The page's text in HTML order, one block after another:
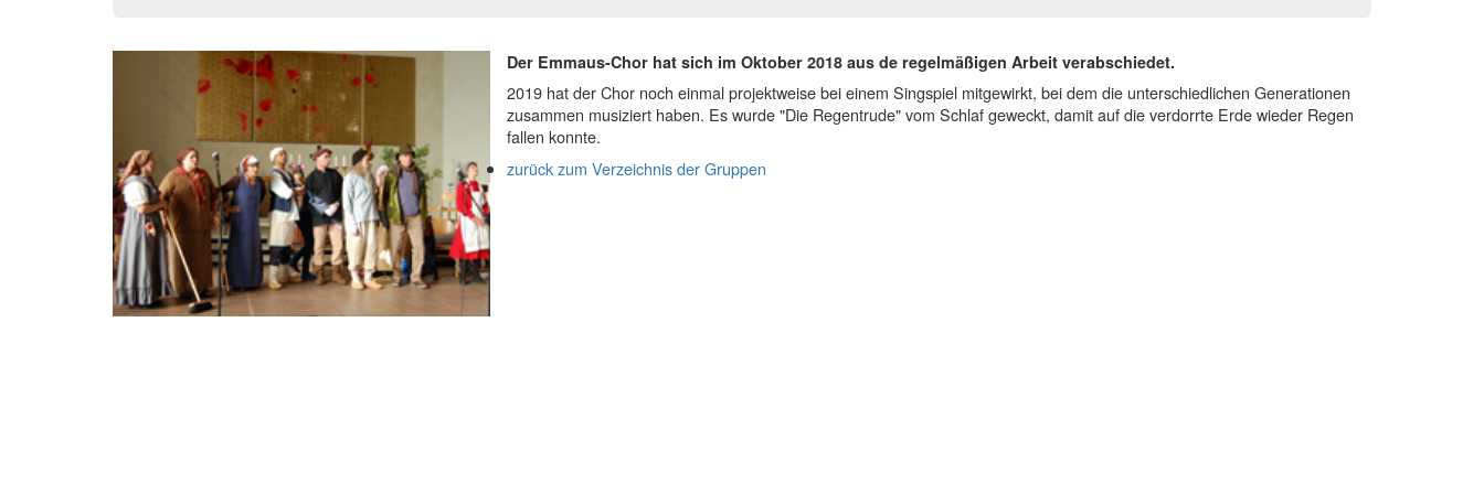
Der Emmaus-Chor hat sich im Oktober 2018 aus de regelmäßigen Arbeit verabschiedet.
2019 hat der Chor noch einmal projektweise bei einem Singspiel mitgewirkt, bei dem die unterschiedlichen Generationen
zusammen musiziert haben. Es wurde "Die Regentrude" vom Schlaf geweckt, damit auf die verdorrte Erde wieder Regen
fallen konnte.
zurück zum Verzeichnis der Gruppen